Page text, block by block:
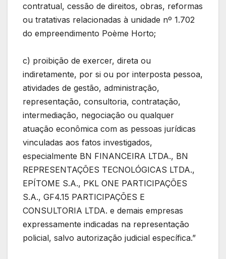
contratual, cessão de direitos, obras, reformas
ou tratativas relacionadas à unidade nº 1.702
do empreendimento Poème Horto;
c) proibição de exercer, direta ou
indiretamente, por si ou por interposta pessoa,
atividades de gestão, administração,
representação, consultoria, contratação,
intermediação, negociação ou qualquer
atuação econômica com as pessoas jurídicas
vinculadas aos fatos investigados,
especialmente BN FINANCEIRA LTDA., BN
REPRESENTAÇÕES TECNOLÓGICAS LTDA.,
EPÍTOME S.A., PKL ONE PARTICIPAÇÕES
S.A., GF4.15 PARTICIPAÇÕES E
CONSULTORIA LTDA. e demais empresas
expressamente indicadas na representação
policial, salvo autorização judicial específica.”